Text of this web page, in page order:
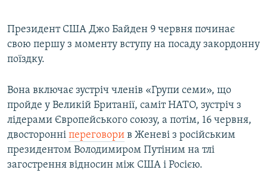
КТАТ
ДОЛУЧАЙСЯ!
Усі сайти RFE/RL
Президент США Джо Байден 9 червня починає
свою першу з моменту вступу на посаду закордонну
поїздку.
Вона включає зустріч членів «Групи семи», що
пройде у Великій Британії, саміт НАТО, зустріч з
лідерами Європейського союзу, а потім, 16 червня,
двосторонні переговори в Женеві з російським
президентом Володимиром Путіним на тлі
загострення відносин між США і Росією.